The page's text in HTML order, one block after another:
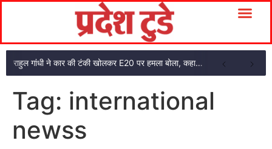
राहुल गांधी ने कार की टंकी खोलकर E20 पर हमला बोला, कहा- पूरी दाल ही काली है
Tag: international
newss